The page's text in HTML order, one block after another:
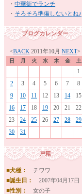
・ 中華街でランチ
・ そろそろ準備しないとね♪
ブログカレンダー
<BACK 2011年10月 NEXT>
日 月 火 水 木 金 土
1
2
3 4 5 6 7
8
9
10 11 12 13 14
15
16
17 18 19 20 21
22
23
24 25 26 27 28
29
30
31
戸籍
■犬種： チワワ
■誕生日： 2007年04月17日
■性別： 女の子